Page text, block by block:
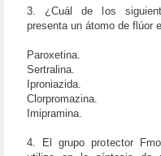
3. ¿Cuál de los
presenta un átomo de flúor
Paroxetina.
Sertralina.
Iproniazida.
Clorpromazina.
Imipramina.
4. El grupo protector